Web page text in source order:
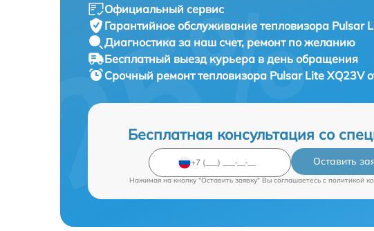
Официальный сервис
Гарантийное обслуживание тепловизора Pulsar
Диагностика за наш счет, ремонт по желанию
Бесплатный выезд курьера в день обращения
Срочный ремонттепловизора Pulsar Lite XQ23V
Бесплатная консультация со
Оставить
Нажимая на кнопку "Оставить заявку" Вы соглашаетесь c политикой